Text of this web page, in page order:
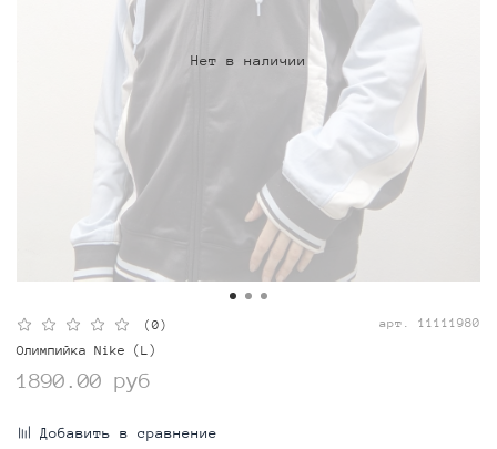
Нет в наличии
(0) арт. 11111980
Олимпийка Nike (L)
1890.00 руб
Добавить в сравнение